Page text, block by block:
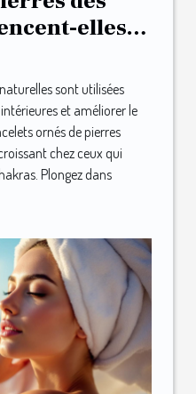
elles
sont utilisées
et améliorer le
ornés de pierres
chez ceux qui
Plongez dans